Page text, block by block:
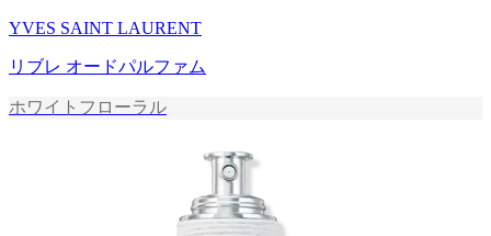
YVES SAINT LAURENT
リブレ オードパルファム
ホワイトフローラル